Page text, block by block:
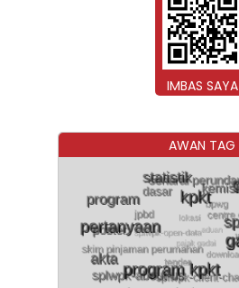
IMBAS SAYA
AWAN TAG